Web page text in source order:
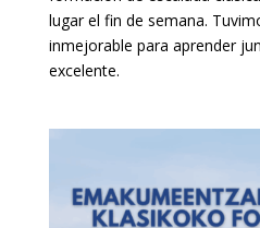
lugar el fin de semana.
inmejorable para aprender
excelente.